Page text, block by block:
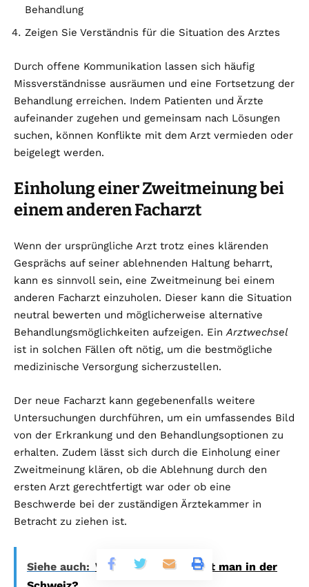
Behandlung
Zeigen Sie Verständnis für die Situation des Arztes
Durch offene Kommunikation lassen sich häufig
Missverständnisse ausräumen und eine Fortsetzung der
Behandlung erreichen. Indem Patienten und Ärzte
aufeinander zugehen und gemeinsam nach Lösungen
suchen, können Konflikte mit dem Arzt vermieden oder
beigelegt werden.
Einholung einer Zweitmeinung bei
einem anderen Facharzt
Wenn der ursprüngliche Arzt trotz eines klärenden
Gesprächs auf seiner ablehnenden Haltung beharrt,
kann es sinnvoll sein, eine Zweitmeinung bei einem
anderen Facharzt einzuholen. Dieser kann die Situation
neutral bewerten und möglicherweise alternative
Behandlungsmöglichkeiten aufzeigen. EinArztwechsel
ist in solchen Fällen oft nötig, um die bestmögliche
medizinische Versorgung sicherzustellen.
Der neue Facharzt kann gegebenenfalls weitere
Untersuchungen durchführen, um ein umfassendes Bild
von der Erkrankung und den Behandlungsoptionen zu
erhalten. Zudem lässt sich durch die Einholung einer
Zweitmeinung klären, ob die Ablehnung durch den
ersten Arzt gerechtfertigt war oder ob eine
Beschwerde bei der zuständigen Ärztekammer in
Betracht zu ziehen ist.
Siehe auch: Wie viel Steuern zahlt man in der